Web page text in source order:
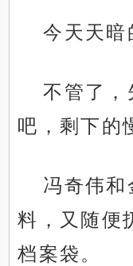
今天天暗
不管了，
吧，剩下的
冯奇伟和
料，又随便
档案袋。